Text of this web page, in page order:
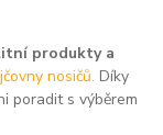
produkty a
nosičů. Díky
poradit s výběrem